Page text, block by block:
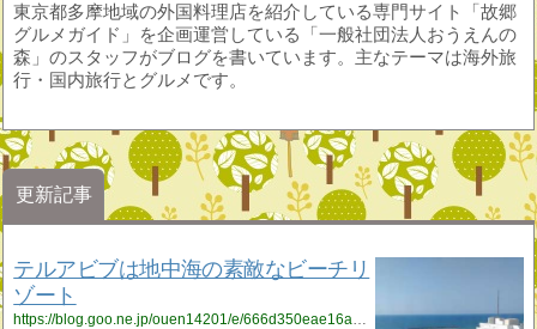
東京都多摩地域の外国料理店を紹介している専門サイト「故郷
グルメガイド」を企画運営している「一般社団法人おうえんの
森」のスタッフがブログを書いています。主なテーマは海外旅
行・国内旅行とグルメです。
更新記事
テルアビブは地中海の素敵なビーチリ
ゾート